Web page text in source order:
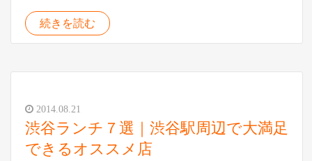
続きを読む
2014.08.21
渋谷ランチ７選｜渋谷駅周辺で大満足
できるオススメ店